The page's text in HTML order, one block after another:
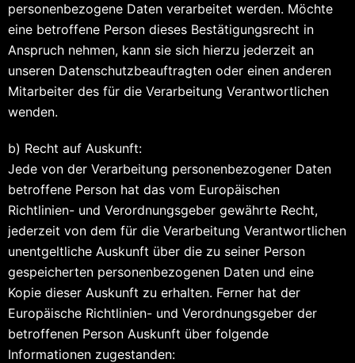
personenbezogene Daten verarbeitet werden. Möchte
eine betroffene Person dieses Bestätigungsrecht in
Anspruch nehmen, kann sie sich hierzu jederzeit an
unseren Datenschutzbeauftragten oder einen anderen
Mitarbeiter des für die Verarbeitung Verantwortlichen
wenden.
b) Recht auf Auskunft:
Jede von der Verarbeitung personenbezogener Daten
betroffene Person hat das vom Europäischen
Richtlinien- und Verordnungsgeber gewährte Recht,
jederzeit von dem für die Verarbeitung Verantwortlichen
unentgeltliche Auskunft über die zu seiner Person
gespeicherten personenbezogenen Daten und eine
Kopie dieser Auskunft zu erhalten. Ferner hat der
Europäische Richtlinien- und Verordnungsgeber der
betroffenen Person Auskunft über folgende
Informationen zugestanden: